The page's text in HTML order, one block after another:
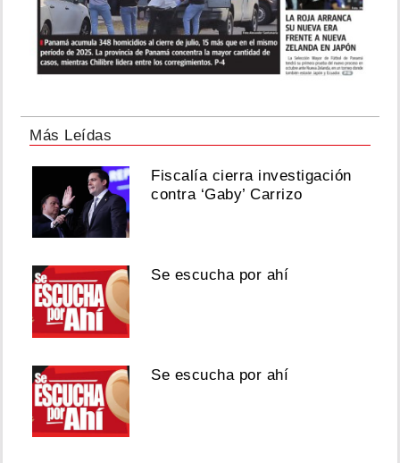
Más Leídas
Fiscalía cierra investigación
contra ‘Gaby’ Carrizo
Se escucha por ahí
Se escucha por ahí